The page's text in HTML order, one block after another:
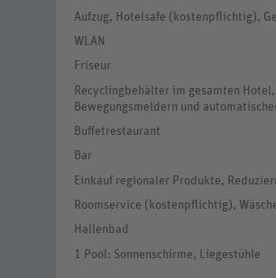
Aufzug, Hotelsafe (kostenpflichtig),
WLAN
Friseur
Recyclingbehälter im gesamten
Bewegungsmeldern und
Buffetrestaurant
Bar
Einkauf regionaler Produkte,
Roomservice (kostenpflichtig),
Hallenbad
1 Pool: Sonnenschirme, Liegestühle